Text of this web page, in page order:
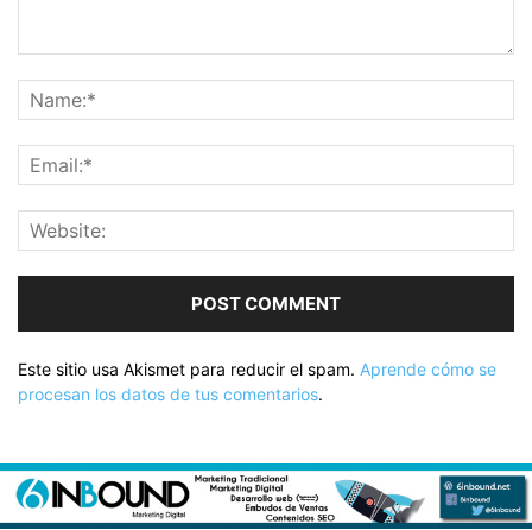
Este sitio usa Akismet para reducir el spam. Aprende cómo se
procesan los datos de tus comentarios.